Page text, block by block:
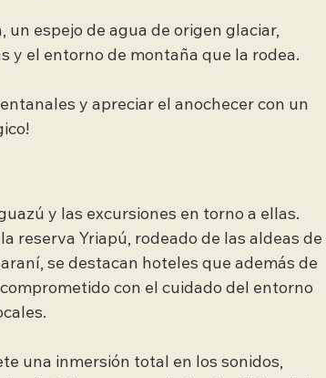
un espejo de agua de origen glaciar,
y el entorno de montaña que la rodea.
y apreciar el anochecer con un
y las excursiones en torno a ellas.
reserva Yriapú, rodeado de las aldeas de
se destacan hoteles que además de
con el cuidado del entorno
una inmersión total en los sonidos,